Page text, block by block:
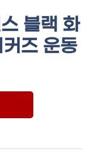
블랙 화
즈 운동